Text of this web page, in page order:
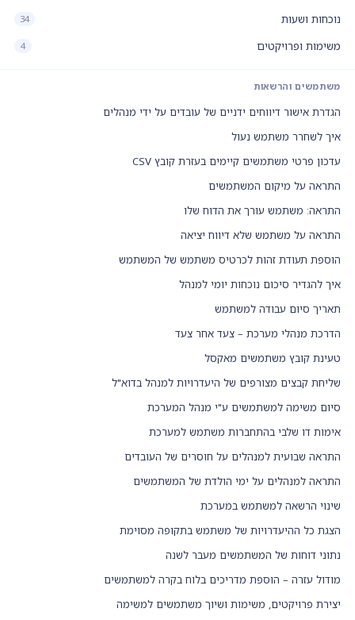
נוכחות ושעות 34
משימות ופרויקטים 4
משתמשים והרשאות
הגדרת אישור דיווחים ידניים של עובדים על ידי מנהלים
איך לשחרר משתמש נעול
עדכון פרטי משתמשים קיימים בעזרת קובץ CSV
התראה על מיקום המשתמשים
התראה: משתמש עורך את הדוח שלו
התראה על משתמש שלא דיווח יציאה
הוספת תעודת זהות לכרטיס משתמש של המשתמש
איך להגדיר סיכום נוכחות יומי למנהל
תאריך סיום עבודה למשתמש
הדרכת מנהלי מערכת – צעד אחר צעד
טעינת קובץ משתמשים מאקסל
שליחת קבצים מצורפים של היעדרויות למנהל בדוא"ל
סיום משימה למשתמשים ע"י מנהל המערכת
אימות דו שלבי בהתחברות משתמש למערכת
התראה שבועית למנהלים על חוסרים של העובדים
התראה למנהלים על ימי הולדת של המשתמשים
שינוי הרשאה למשתמש במערכת
הצגת כל ההיעדרויות של משתמש בתקופה מסוימת
נתוני דוחות של המשתמשים מעבר לשנה
מודול עזרה – הוספת מדריכים בלוח בקרה למשתמשים
יצירת פרויקטים, משימות ושיוך משתמשים למשימה